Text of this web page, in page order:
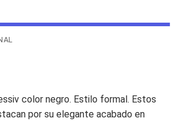
color negro. Estilo formal. Estos
por su elegante acabado en